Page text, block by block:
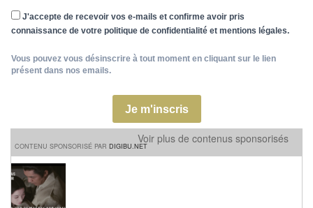
J'accepte de recevoir vos e-mails et confirme avoir pris
connaissance de votre politique de confidentialité et mentions légales.
Vous pouvez vous désinscrire à tout moment en cliquant sur le lien
présent dans nos emails.
Je m'inscris
CONTENU SPONSORISÉ PAR DIGIBU.NET
Voir plus de contenus sponsorisés